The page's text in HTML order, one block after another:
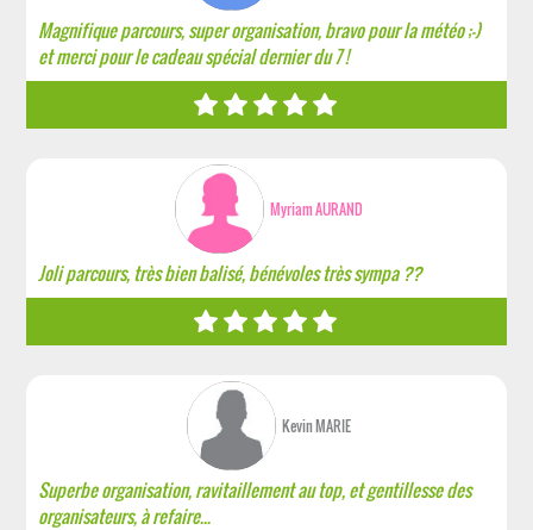
Magnifique parcours, super organisation, bravo pour la météo ;-)
et merci pour le cadeau spécial dernier du 7 !
Myriam AURAND
Joli parcours, très bien balisé, bénévoles très sympa ??
Kevin MARIE
Superbe organisation, ravitaillement au top, et gentillesse des
organisateurs, à refaire...